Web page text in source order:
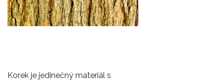
Korek je jedinečný materiál s